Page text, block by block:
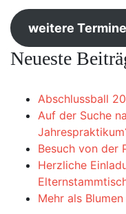
weitere Termine
Neueste
Abschlussball
Auf der Suche
Besuch von der
Herzliche
Mehr als